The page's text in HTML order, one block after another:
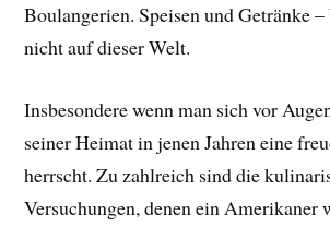
Boulangerien. Speisen und Getränke –
nicht auf dieser Welt.
Insbesondere wenn man sich vor
seiner Heimat in jenen Jahren eine
herrscht. Zu zahlreich sind die
Versuchungen, denen ein Amerikaner